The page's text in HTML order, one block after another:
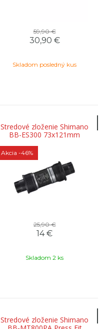
59,90 €
30,90 €
Skladom posledný kus
Stredové zloženie Shimano
BB-ES300 73x121mm
Akcia -46%
25,90 €
14 €
Skladom 2 ks
Stredové zloženie Shimano